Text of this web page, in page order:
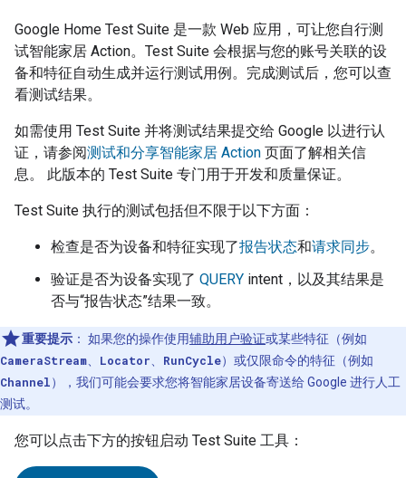
Google Home Test Suite 是一款 Web 应用，可让您自行测
试智能家居 Action。 Test Suite 会根据与您的账号关联的设
备和特征自动生成并运行测试用例。完成测试后，您可以查
看测试结果。
如需使用 Test Suite 并将测试结果提交给 Google 以进行认
证，请参阅测试和分享智能家居 Action 页面了解相关信
息。 此版本的 Test Suite 专门用于开发和质量保证。
Test Suite 执行的测试包括但不限于以下方面：
检查是否为设备和特征实现了报告状态和请求同步。
验证是否为设备实现了 QUERY intent，以及其结果是
否与“报告状态”结果一致。
重要提示 ： 如果您的操作使用辅助用户验证或某些特征（例如
CameraStream
Locator RunCycle）或仅限命令的特征（例如
Channel），我们可能会要求您将智能家居设备寄送给 Google 进行人工
测试。
您可以点击下方的按钮启动 Test Suite 工具：